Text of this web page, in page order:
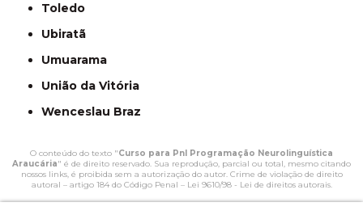
Toledo
Ubiratã
Umuarama
União da Vitória
Wenceslau Braz
O conteúdo do texto "Curso para Pnl Programação Neurolinguística
Araucária" é de direito reservado. Sua reprodução, parcial ou total, mesmo citando
nossos links, é proibida sem a autorização do autor. Crime de violação de direito
autoral – artigo 184 do Código Penal – Lei 9610/98 - Lei de direitos autorais.